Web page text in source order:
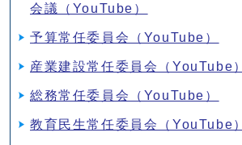
会議（YouTube）
予算常任委員会（YouTube）
産業建設常任委員会（YouTube）
総務常任委員会（YouTube）
教育民生常任委員会（YouTube）